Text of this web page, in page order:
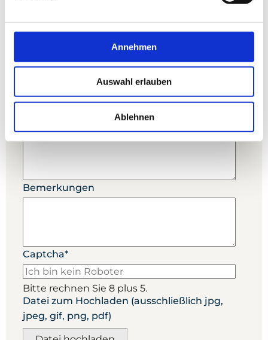
Annehmen
Auswahl erlauben
Ablehnen
Fragestellung und Therapievorschlag
Bemerkungen
Captcha*
Bitte rechnen Sie 8 plus 5.
Datei zum Hochladen (ausschließlich jpg,
jpeg, gif, png, pdf)